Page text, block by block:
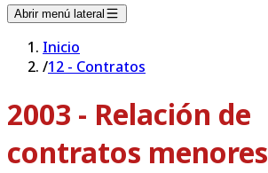
Abrir menú lateral
Inicio
/12 - Contratos
2003 - Relación de
contratos menores